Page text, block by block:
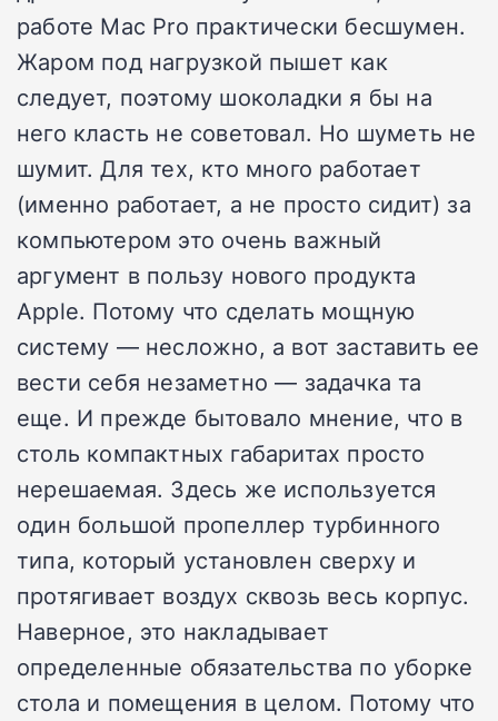
работе Mac Pro практически бесшумен.
Жаром под нагрузкой пышет как
следует, поэтому шоколадки я бы на
него класть не советовал. Но шуметь не
шумит. Для тех, кто много работает
(именно работает, а не просто сидит) за
компьютером это очень важный
аргумент в пользу нового продукта
Apple. Потому что сделать мощную
систему — несложно, а вот заставить ее
вести себя незаметно — задачка та
еще. И прежде бытовало мнение, что в
столь компактных габаритах просто
нерешаемая. Здесь же используется
один большой пропеллер турбинного
типа, который установлен сверху и
протягивает воздух сквозь весь корпус.
Наверное, это накладывает
определенные обязательства по уборке
стола и помещения в целом. Потому что